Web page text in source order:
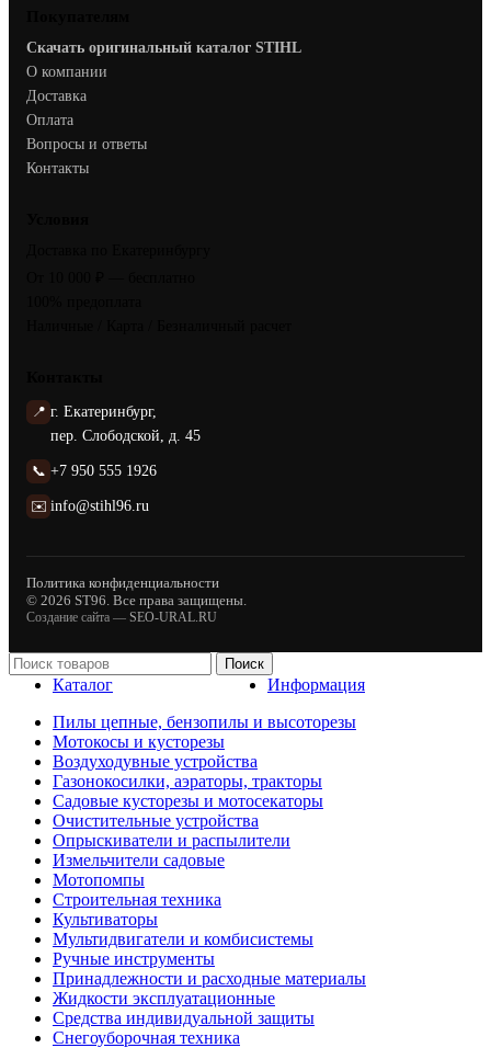
Скачать оригинальный каталог STIHL
О компании
Доставка
Оплата
Вопросы и ответы
Контакты
📍 г. Екатеринбург,
пер. Слободской, д. 45
📞 +7 950 555 1926
✉️ info@stihl96.ru
Политика конфиденциальности
© 2026 ST96. Все права защищены.
Создание сайта — SEO-URAL.RU
Поиск
Информация
Каталог
Пилы цепные, бензопилы и высоторезы
Мотокосы и кусторезы
Воздуходувные устройства
Газонокосилки, аэраторы, тракторы
Садовые кусторезы и мотосекаторы
Очистительные устройства
Опрыскиватели и распылители
Измельчители садовые
Мотопомпы
Строительная техника
Культиваторы
Мультидвигатели и комбисистемы
Ручные инструменты
Принадлежности и расходные материалы
Жидкости эксплуатационные
Средства индивидуальной защиты
Снегоуборочная техника